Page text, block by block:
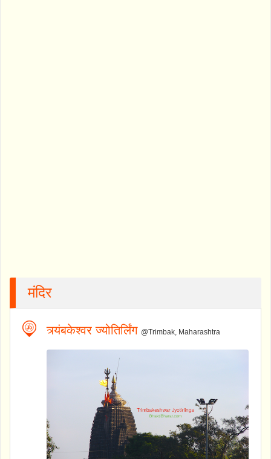
मंदिर
त्र्यंबकेश्वर ज्योतिर्लिंग @Trimbak, Maharashtra